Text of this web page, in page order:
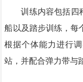
训练内容包括四
船以及踏步训练，每
根据个体能力进行
站，并配合弹力带与